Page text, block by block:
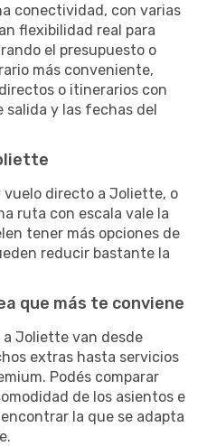
conectividad, con varias
flexibilidad real para
el presupuesto o
más conveniente,
o itinerarios con
salida y las fechas del
directo a Joliette, o
ruta con escala vale la
tener más opciones de
reducir bastante la
que más te conviene
a Joliette van desde
extras hasta servicios
Podés comparar
de los asientos e
la que se adapta